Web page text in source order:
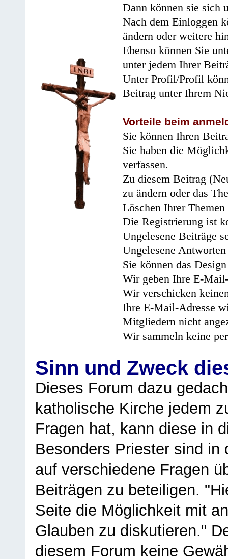
Dann können sie sich
Nach dem Einloggen
ändern oder weitere
Ebenso können Sie
unter jedem Ihrer
Unter Profil/Profil
Beitrag unter Ihrem
Vorteile beim
Sie können Ihren
Sie haben die
verfassen.
Zu diesem Beitrag
zu ändern oder das
Löschen Ihrer
Die Registrierung ist
Ungelesene Beiträge
Ungelesene
Sie können das
Wir geben Ihre E-
Wir verschicken
Ihre E-Mail-Adresse
Mitgliedern nicht
Wir sammeln keine
Sinn und Zweck
Dieses Forum dazu
katholische Kirche jedem
Fragen hat, kann diese in
Besonders Priester sind in
auf verschiedene Fragen
Beiträgen zu beteiligen.
Seite die Möglichkeit mit
Glauben zu diskutieren."
diesem Forum keine